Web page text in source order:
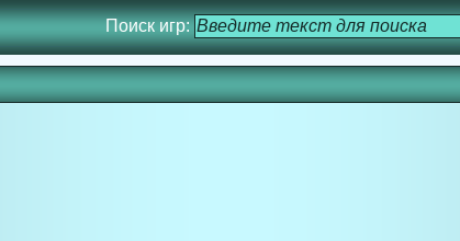
Поиск игр: